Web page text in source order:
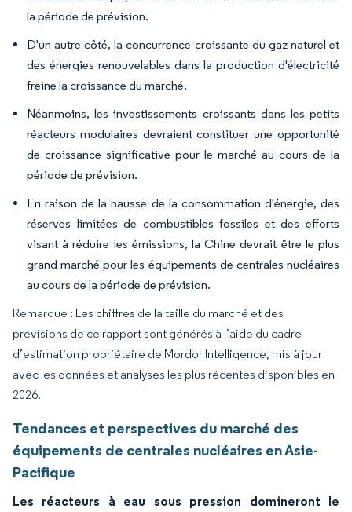
la période de prévision.
D'un autre côté, la concurrence croissante du gaz naturel et
des énergies renouvelables dans la production d'électricité
freine la croissance du marché.
Néanmoins, les investissements croissants dans les petits
réacteurs modulaires devraient constituer une opportunité
de croissance significative pour le marché au cours de la
période de prévision.
En raison de la hausse de la consommation d'énergie, des
réserves limitées de combustibles fossiles et des efforts
visant à réduire les émissions, la Chine devrait être le plus
grand marché pour les équipements de centrales nucléaires
au cours de la période de prévision.
Remarque : Les chiffres de la taille du marché et des
prévisions de ce rapport sont générés à l’aide du cadre
d’estimation propriétaire de Mordor Intelligence, mis à jour
avec les données et analyses les plus récentes disponibles en
2026.
Tendances et perspectives du marché des
équipements de centrales nucléaires en Asie-
Pacifique
Les réacteurs à eau sous pression domineront le